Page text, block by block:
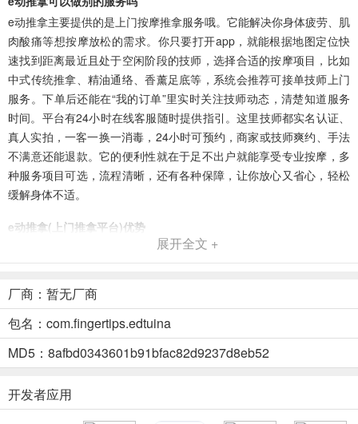
e动推拿主要提供的是上门按摩推拿服务哦。它能解决你身体疲劳、肌
肉酸痛等想按摩放松的需求。你只要打开app，就能根据地图定位快
速找到距离最近且处于空闲阶段的技师，选择合适的按摩项目，比如
中式传统推拿、精油通络、香薰足底等，系统会推荐可接单技师上门
服务。下单后还能在“我的订单”里实时关注技师动态，清楚知道服务
时间。平台有24小时在线客服随时提供指引。这里技师都实名认证、
真人实拍，一客一换一消毒，24小时可预约，商家或技师爽约、手法
不满意还能退款。它的便利性就在于足不出户就能享受专业按摩，多
种服务项目可选，流程清晰，还有各种保障，让你放心又省心，轻松
缓解身体不适。
e动推拿(上门推拿平台)优势
1. 专业化：重视技师培训考核，建立系统管理体系，确保服务高质
2. 标准化：统一服务流程标准，精心设计项目，解决服务质量不一问
题。
3. 信息化：依托信息技术建管理系统，支持实时预约等，优化流程提
满意度。
4. 平台化：连接技师与用户，简化预约流程，多渠道预约享一站式服
展开全文 +
厂商：暂无厂商
包名：com.fingertips.edtuina
MD5：8afbd0343601b91bfac82d9237d8eb52
开发者应用